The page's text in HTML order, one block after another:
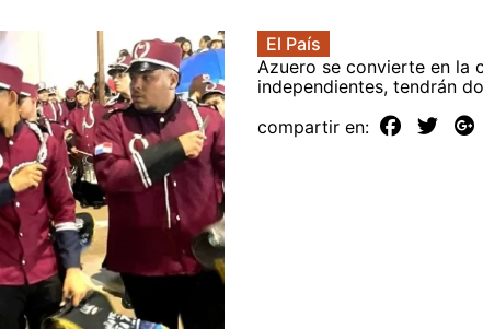
El País
Azuero se convierte en la
independientes, tendrán
compartir en: